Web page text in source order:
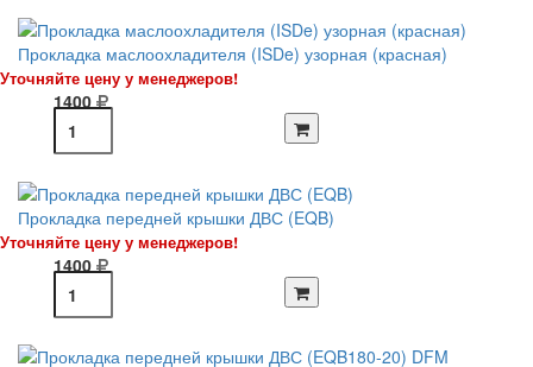
Прокладка маслоохладителя (ISDe) узорная (красная)
Уточняйте цену у менеджеров!
1400
Прокладка передней крышки ДВС (EQB)
Уточняйте цену у менеджеров!
1400